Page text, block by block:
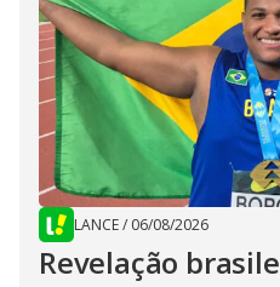
LANCE/ 06/08/2026
Revelação